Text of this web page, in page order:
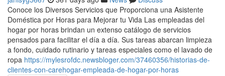
Conoce los Diversos Servicios que Proporciona una Asistente
Doméstica por Horas para Mejorar tu Vida Las empleadas del
hogar por horas brindan un extenso catálogo de servicios
pensados para facilitar el día a día. Sus tareas abarcan limpieza
a fondo, cuidado rutinario y tareas especiales como el lavado de
ropa https://mylesrofdc.newsbloger.com/37460356/historias-de-
clientes-con-carehogar-empleada-de-hogar-por-horas